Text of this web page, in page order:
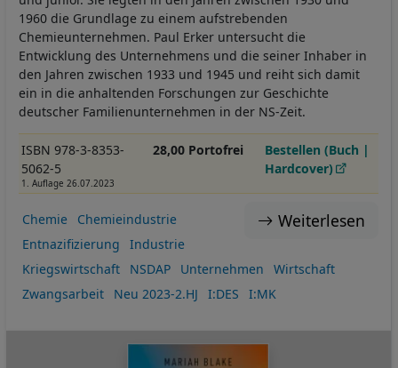
1960 die Grundlage zu einem aufstrebenden
Chemieunternehmen. Paul Erker untersucht die
Entwicklung des Unternehmens und die seiner Inhaber in
den Jahren zwischen 1933 und 1945 und reiht sich damit
ein in die anhaltenden Forschungen zur Geschichte
deutscher Familienunternehmen in der NS-Zeit.
ISBN 978-3-8353-
5062-5
1. Auflage 26.07.2023
28,00 Portofrei
Bestellen (Buch |
Hardcover)
Weiterlesen
Chemie
Chemieindustrie
Entnazifizierung
Industrie
Kriegswirtschaft
NSDAP Unternehmen
Wirtschaft
Zwangsarbeit
Neu 2023-2.HJ I:DES I:MK